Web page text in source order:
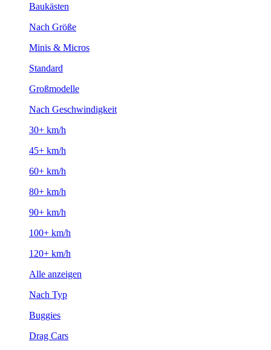
Baukästen
Nach Größe
Minis & Micros
Standard
Großmodelle
Nach Geschwindigkeit
30+ km/h
45+ km/h
60+ km/h
80+ km/h
90+ km/h
100+ km/h
120+ km/h
Alle anzeigen
Nach Typ
Buggies
Drag Cars